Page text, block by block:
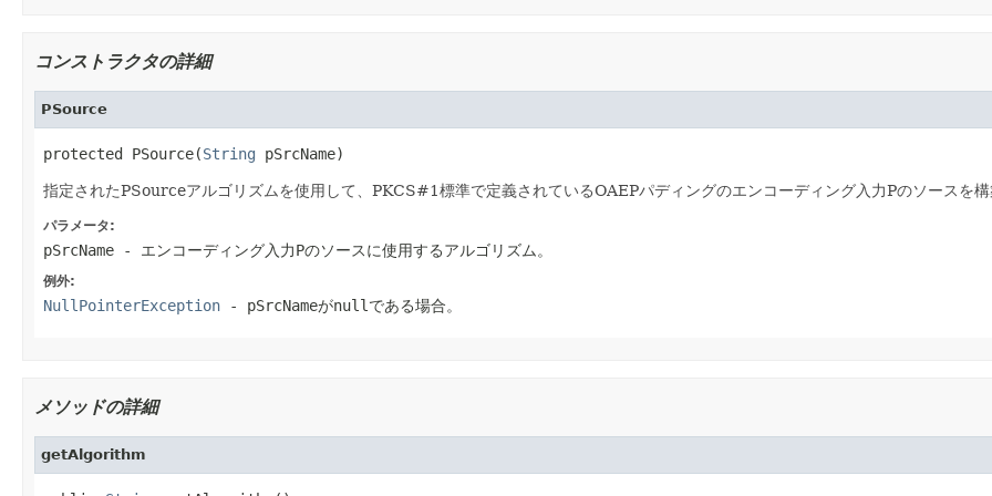
コンストラクタの詳細
PSource
protected PSource(String pSrcName)
指定されたPSourceアルゴリズムを使用して、PKCS#1標準で定義されているOAEPパディングのエンコーディング入力Pのソースを構
パラメータ:
pSrcName - エンコーディング入力Pのソースに使用するアルゴリズム。
例外:
NullPointerException - pSrcNameがnullである場合。
メソッドの詳細
getAlgorithm